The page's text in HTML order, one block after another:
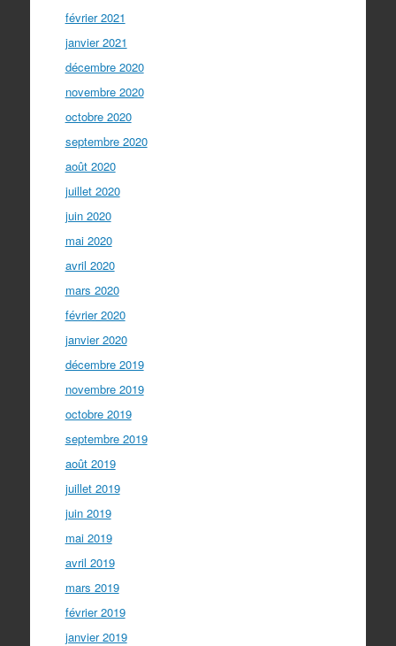
février 2021
janvier 2021
décembre 2020
novembre 2020
octobre 2020
septembre 2020
août 2020
juillet 2020
juin 2020
mai 2020
avril 2020
mars 2020
février 2020
janvier 2020
décembre 2019
novembre 2019
octobre 2019
septembre 2019
août 2019
juillet 2019
juin 2019
mai 2019
avril 2019
mars 2019
février 2019
janvier 2019